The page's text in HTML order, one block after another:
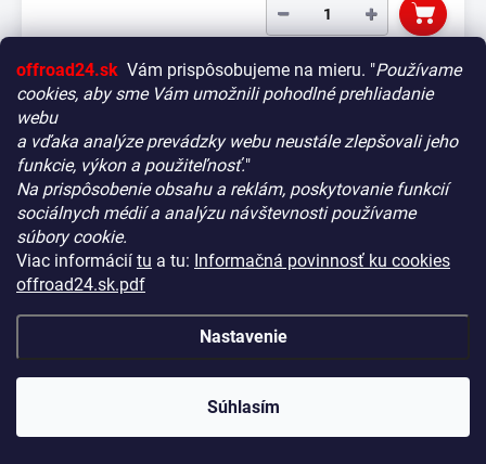
offroad24.sk Vám prispôsobujeme na mieru. "Používame
cookies, aby sme Vám umožnili pohodlné prehliadanie
webu
a vďaka analýze prevádzky webu neustále zlepšovali jeho
funkcie, výkon a použiteľnosť."
Na prispôsobenie obsahu a reklám, poskytovanie funkcií
sociálnych médií a analýzu návštevnosti používame
súbory cookie.
Viac informácií tu a tu: Informačná povinnosť ku cookies
offroad24.sk.pdf
Nastavenie
Súhlasím
Vitajte! Aby bolo hľadanie tých správnych dielov pre vaše
vozidlo čo najrýchlejšie a najpresnejšie, máme pre vás
malý tip:
Začnite výberom vášho vozidla– Týmto krokom si
zaistíte, že uvidíte len kompatibilné produkty.
filtre. Použite ich! Ušetria vám kopu času a pomôžu nájsť
presne to, čo hľadáte, behom sekúnd.
+
−
Kaymar nosič rezervy ľavý Toyota Hilux Revo/GR a